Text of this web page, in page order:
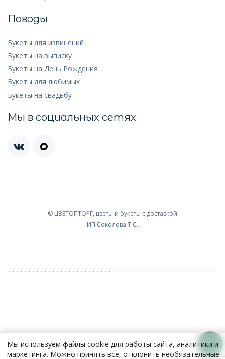
Поводы
Букеты для извинений
Букеты на выписку
Букеты на День Рождения
Букеты для любимых
Букеты на свадьбу
Мы в социальных сетях
© ЦВЕТОПТОРГ, цветы и букеты с доставкой
ИП Соколова Т.С.
Мы используем файлы cookie для работы сайта, аналитики и
маркетинга. Можно принять все, отклонить необязательные